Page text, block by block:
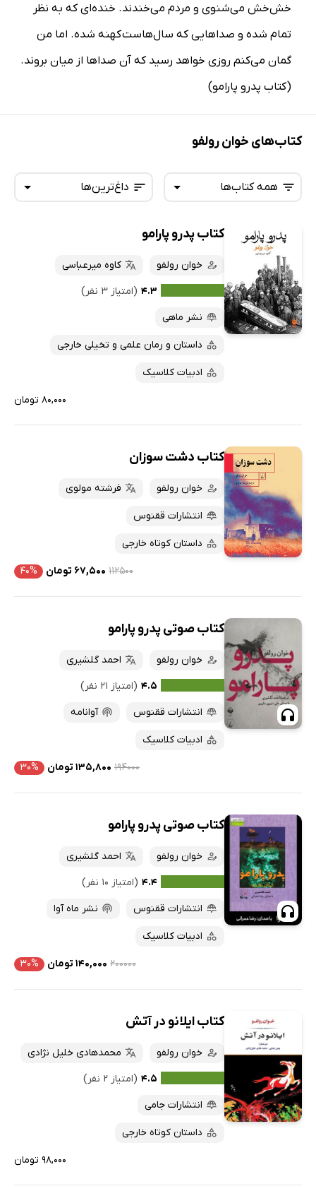
خش‌خش می‌شنوی و مردم می‌خندند. خنده‌ای که به نظر
تمام شده و صداهایی که سال‌هاست کهنه شده. اما من
گمان می‌کنم روزی خواهد رسید که آن صداها از میان بروند.
(کتاب پدرو پارامو)
کتاب‌های خوان رولفو
داغ‌ترین‌ها
داغ‌ترین‌ها
پرفروش‌ها
ارزان ترین‌ها
همه کتاب‌ها
همه کتاب‌ها
کتاب‌های صوتی
کتاب‌های متنی
کتاب پدرو پارامو
خوان رولفو
کاوه میرعباسی
۴.۳ (امتیاز ۳ نفر)
نشر ماهی
داستان و رمان علمی و تخیلی خارجی
ادبیات کلاسیک
۸۰,۰۰۰ تومان
کتاب دشت سوزان
خوان رولفو فرشته مولوی
انتشارات ققنوس
داستان کوتاه خارجی
۱۱۲۵۰۰ ۶۷,۵۰۰ تومان ۴۰%
کتاب صوتی پدرو پارامو
خوان رولفو
احمد گلشیری
۴.۵ (امتیاز ۲۱ نفر)
انتشارات ققنوس
آوانامه
ادبیات کلاسیک
۱۹۴۰۰۰ ۱۳۵,۸۰۰ تومان ۳۰%
کتاب صوتی پدرو پارامو
خوان رولفو
احمد گلشیری
۴.۴ (امتیاز ۱۰ نفر)
انتشارات ققنوس
نشر ماه آوا
ادبیات کلاسیک
۲۰۰۰۰۰ ۱۴۰,۰۰۰ تومان ۳۰%
کتاب ایلانو در آتش
خوان رولفو
محمدهادی خلیل نژادی
۴.۵ (امتیاز ۲ نفر)
انتشارات جامی
داستان کوتاه خارجی
۹۸,۰۰۰ تومان